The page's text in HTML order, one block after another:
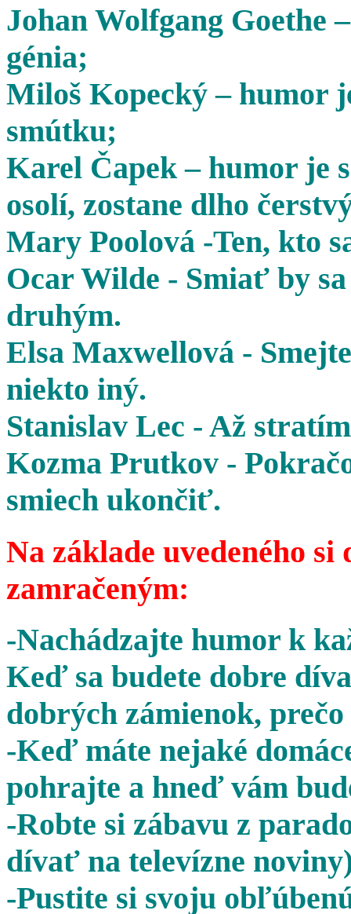
Johan Wolfgang Goethe
génia;
Miloš Kopecký – humor
smútku;
Karel Čapek – humor je
osolí, zostane dlho
Mary Poolová -Ten, kto
Ocar Wilde - Smiať by
druhým.
Elsa Maxwellová -
niekto iný.
Stanislav Lec - Až
Kozma Prutkov -
smiech ukončiť.
Na základe uvedeného
zamračeným:
-Nachádzajte humor k
Keď sa budete dobre
dobrých zámienok,
-Keď máte nejaké
pohrajte a hneď vám
-Robte si zábavu z
dívať na televízne
-Pustite si svoju